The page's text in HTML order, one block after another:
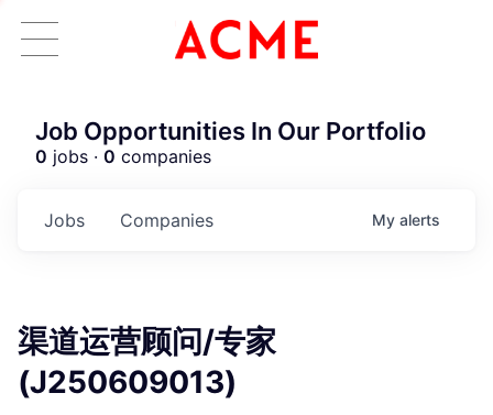
Job Opportunities In Our Portfolio
0 jobs · 0 companies
Jobs Companies My alerts
渠道运营顾问/专家
(J250609013)